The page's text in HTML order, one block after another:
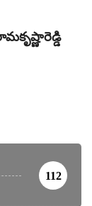
112